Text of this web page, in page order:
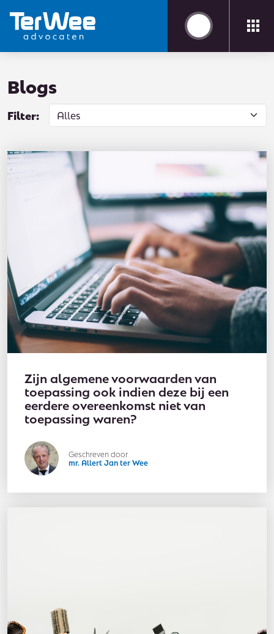
Blogs
Filter:
Zijn algemene voorwaarden van
toepassing ook indien deze bij een
eerdere overeenkomst niet van
toepassing waren?
Geschreven door
mr. Allert Jan ter Wee